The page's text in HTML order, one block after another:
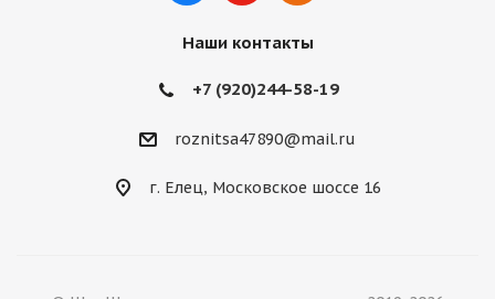
Наши контакты
+7 (920)244-58-19
roznitsa47890@mail.ru
г. Елец, Московское шоссе 16